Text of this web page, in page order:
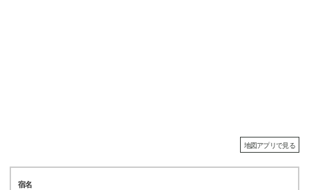
地図アプリで見る
宿名